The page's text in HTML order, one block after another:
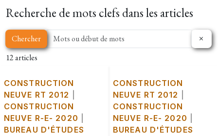
Recherche de mots clefs dans les articles
Chercher
12 articles
CONSTRUCTION
NEUVE RT 2012
CONSTRUCTION
NEUVE R-E- 2020
BUREAU D'ÉTUDES
CONSTRUCTION
NEUVE RT 2012
CONSTRUCTION
NEUVE R-E- 2020
BUREAU D'ÉTUDES